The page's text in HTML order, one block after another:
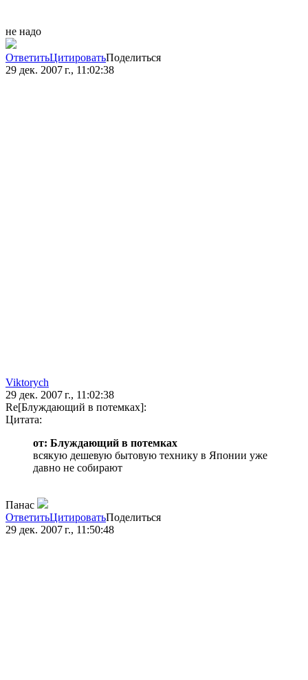
не надо
ОтветитьЦитироватьПоделиться
29 дек. 2007 г., 11:02:38
Viktorych
29 дек. 2007 г., 11:02:38
Re[Блуждающий в потемках]:
Цитата:
от: Блуждающий в потемках
всякую дешевую бытовую технику в Японии уже
давно не собирают
Панас
ОтветитьЦитироватьПоделиться
29 дек. 2007 г., 11:50:48